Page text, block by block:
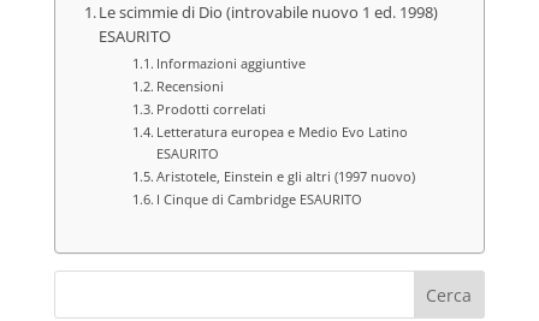
Le scimmie di Dio (introvabile nuovo 1 ed. 1998)
ESAURITO
Informazioni aggiuntive
Recensioni
Prodotti correlati
Letteratura europea e Medio Evo Latino
ESAURITO
Aristotele, Einstein e gli altri (1997 nuovo)
I Cinque di Cambridge ESAURITO